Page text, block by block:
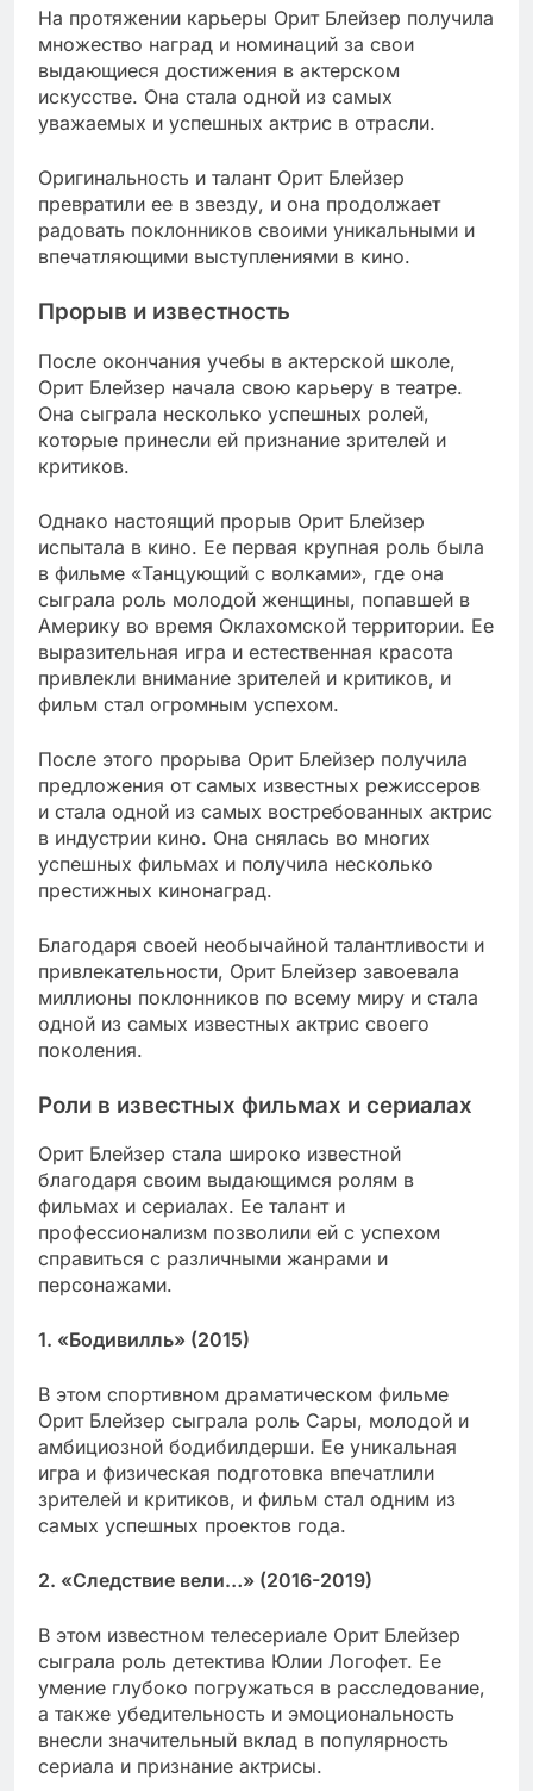
На протяжении карьеры Орит Блейзер получила
множество наград и номинаций за свои
выдающиеся достижения в актерском
искусстве. Она стала одной из самых
уважаемых и успешных актрис в отрасли.
Оригинальность и талант Орит Блейзер
превратили ее в звезду, и она продолжает
радовать поклонников своими уникальными и
впечатляющими выступлениями в кино.
Прорыв и известность
После окончания учебы в актерской школе,
Орит Блейзер начала свою карьеру в театре.
Она сыграла несколько успешных ролей,
которые принесли ей признание зрителей и
критиков.
Однако настоящий прорыв Орит Блейзер
испытала в кино. Ее первая крупная роль была
в фильме «Танцующий с волками», где она
сыграла роль молодой женщины, попавшей в
Америку во время Оклахомской территории. Ее
выразительная игра и естественная красота
привлекли внимание зрителей и критиков, и
фильм стал огромным успехом.
После этого прорыва Орит Блейзер получила
предложения от самых известных режиссеров
и стала одной из самых востребованных актрис
в индустрии кино. Она снялась во многих
успешных фильмах и получила несколько
престижных кинонаград.
Благодаря своей необычайной талантливости и
привлекательности, Орит Блейзер завоевала
миллионы поклонников по всему миру и стала
одной из самых известных актрис своего
поколения.
Роли в известных фильмах и сериалах
Орит Блейзер стала широко известной
благодаря своим выдающимся ролям в
фильмах и сериалах. Ее талант и
профессионализм позволили ей с успехом
справиться с различными жанрами и
персонажами.
1. «Бодивилль» (2015)
В этом спортивном драматическом фильме
Орит Блейзер сыграла роль Сары, молодой и
амбициозной бодибилдерши. Ее уникальная
игра и физическая подготовка впечатлили
зрителей и критиков, и фильм стал одним из
самых успешных проектов года.
2. «Следствие вели…» (2016-2019)
В этом известном телесериале Орит Блейзер
сыграла роль детектива Юлии Логофет. Ее
умение глубоко погружаться в расследование,
а также убедительность и эмоциональность
внесли значительный вклад в популярность
сериала и признание актрисы.